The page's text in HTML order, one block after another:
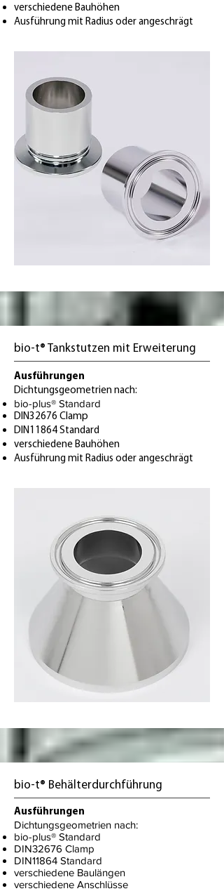
verschiedene Bauhöhen
Ausführung mit Radius oder angeschrägt
bio-t® Tankstutzen mit Erweiterung
Ausführungen
Dichtungsgeometrien nach:
bio-plus® Standard
DIN32676 Clamp
DIN11864 Standard
verschiedene Bauhöhen
Ausführung mit Radius oder angeschrägt
bio-t® Behälterdurchführung
Ausführungen
Dichtungsgeometrien nach:
bio-plus® Standard
DIN32676 Clamp
DIN11864 Standard
verschiedene Baulängen
verschiedene Anschlüsse